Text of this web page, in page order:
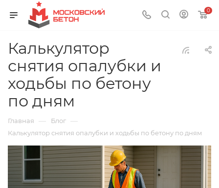
0
Калькулятор
снятия опалубки и
ходьбы по бетону
по дням
Главная — Блог —
Калькулятор снятия опалубки и ходьбы по бетону по дням